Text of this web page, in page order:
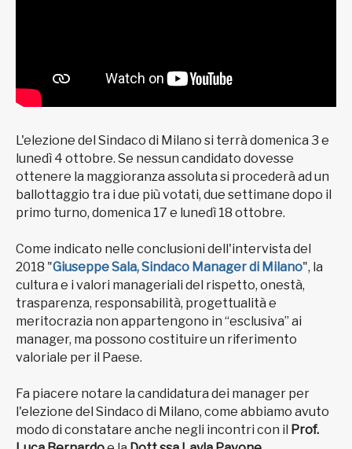
L'elezione del Sindaco di Milano si terrà domenica 3 e
lunedì 4 ottobre. Se nessun candidato dovesse
ottenere la maggioranza assoluta si procederà ad un
ballottaggio tra i due più votati, due settimane dopo il
primo turno, domenica 17 e lunedì 18 ottobre.
Come indicato nelle conclusioni dell'intervista del
2018 "Giuseppe Sala, Sindaco Manager di Milano", la
cultura e i valori manageriali del rispetto, onestà,
trasparenza, responsabilità, progettualità e
meritocrazia non appartengono in “esclusiva” ai
manager, ma possono costituire un riferimento
valoriale per il Paese.
Fa piacere notare la candidatura dei manager per
l'elezione del Sindaco di Milano, come abbiamo avuto
modo di constatare anche negli incontri con il Prof.